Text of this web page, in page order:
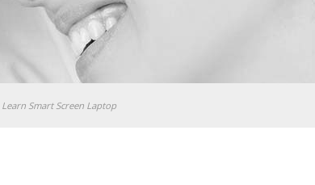
Smart Screen Laptop